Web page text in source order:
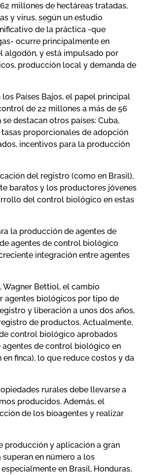
millones de hectáreas tratadas,
y virus, según un estudio
de la práctica -que
ocurre principalmente en
algodón, y está impulsado por
producción local y demanda de
Países Bajos, el papel principal
de 22 millones a más de 56
destacan otros países: Cuba,
proporcionales de adopción
incentivos para la producción
del registro (como en Brasil),
baratos y los productores jóvenes
del control biológico en estas
la producción de agentes de
agentes de control biológico
integración entre agentes
Wagner Bettiol, el cambio
agentes biológicos por tipo de
y liberación a unos dos años,
de productos. Actualmente,
control biológico aprobados
agentes de control biológico en
finca), lo que reduce costos y da
rurales debe llevarse a
producidos. Además, el
de los bioagentes y realizar
producción y aplicación a gran
en número a los
en Brasil, Honduras,